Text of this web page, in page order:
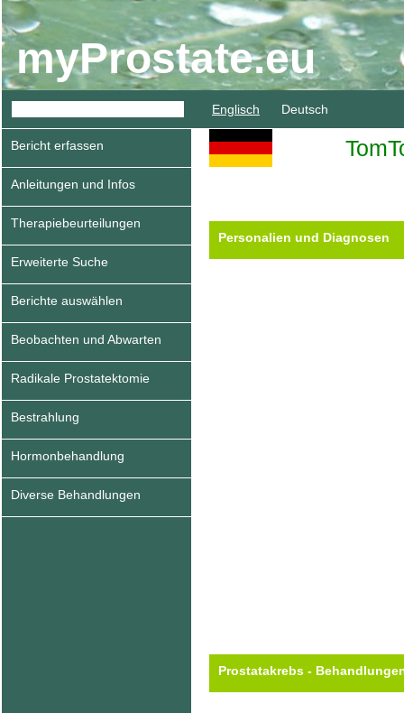
myProstate.eu
Englisch Deutsch
Bericht erfassen
Anleitungen und Infos
Therapiebeurteilungen
Erweiterte Suche
Berichte auswählen
Beobachten und Abwarten
Radikale Prostatektomie
Bestrahlung
Hormonbehandlung
Diverse Behandlungen
Personalien und Diagnosen
Prostatakrebs -